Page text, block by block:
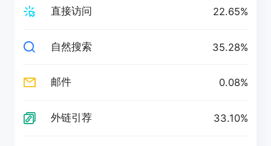
直接访问 22.65%
自然搜索 35.28%
邮件 0.08%
外链引荐 33.10%